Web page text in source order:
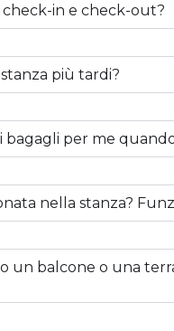
in e check-out?
più tardi?
bagagli per me
nella stanza?
un balcone o una